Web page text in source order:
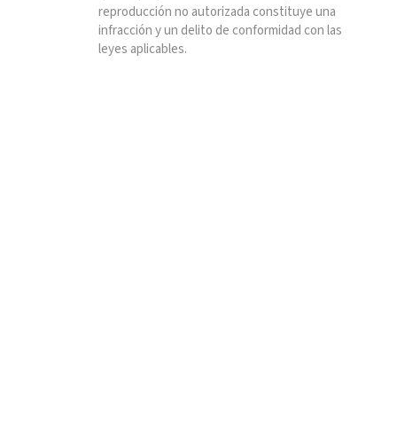
reproducción no autorizada constituye una
infracción y un delito de conformidad con las
leyes aplicables.